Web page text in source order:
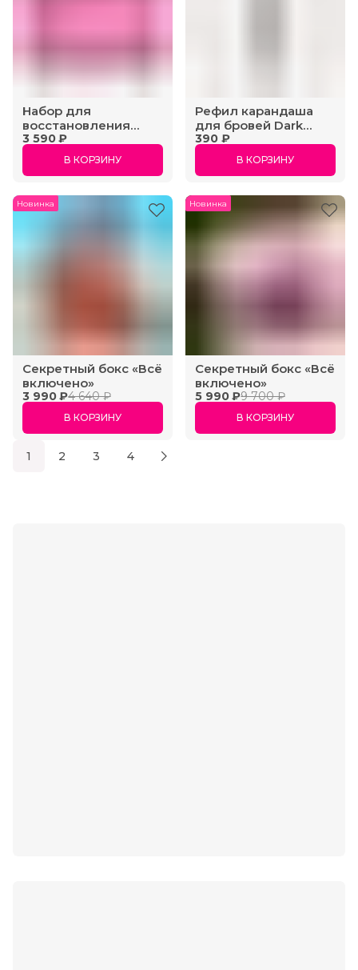
Набор для
восстановления
волос «Prime»
3 590 ₽
В КОРЗИНУ
Рефил карандаша
для бровей Dark
Brown
390 ₽
В КОРЗИНУ
Новинка
Секретный бокс «Всё
включено»
3 990 ₽4 640 ₽
В КОРЗИНУ
Новинка
Секретный бокс «Всё
включено»
5 990 ₽9 700 ₽
В КОРЗИНУ
1 2 3 4